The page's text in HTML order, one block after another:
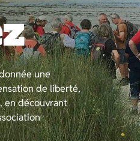
une
de liberté,
en découvrant